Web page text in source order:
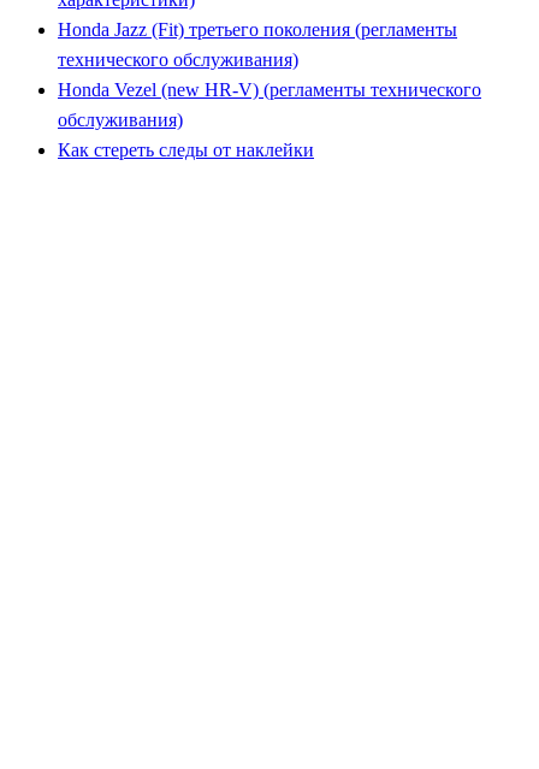
Honda Jazz (Fit) третьего поколения (регламенты
технического обслуживания)
Honda Vezel (new HR-V) (регламенты технического
обслуживания)
Как стереть следы от наклейки